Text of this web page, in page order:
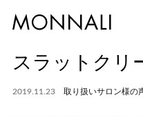
スラットクリ
2019.11.23 取り扱いサロン様の